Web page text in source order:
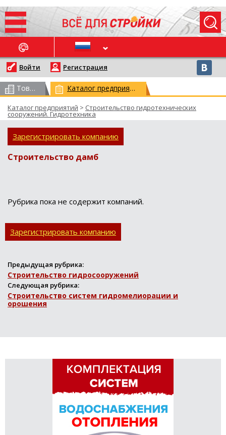
НОВОСТИ
Войти Регистрация
Товарный каталог (всего 62959)Каталог предприятий (всего 29523)
Каталог предприятий > Строительство гидротехнических
сооружений. Гидротехника
Зарегистрировать компанию
Строительство дамб
Рубрика пока не содержит компаний.
Зарегистрировать компанию
Предыдущая рубрика:
Строительство гидросооружений
Следующая рубрика:
Строительство систем гидромелиорации и
орошения